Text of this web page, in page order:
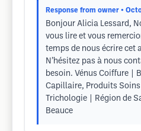
Response from owner •
Bonjour Alicia Lessard,
vous lire et vous
temps de nous écrire cet
N’hésitez pas à nous
besoin. Vénus Coiffure |
Capillaire, Produits Soins
Trichologie | Région de
Beauce